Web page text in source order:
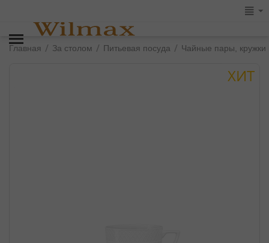
Главная / За столом / Питьевая посуда / Чайные пары,